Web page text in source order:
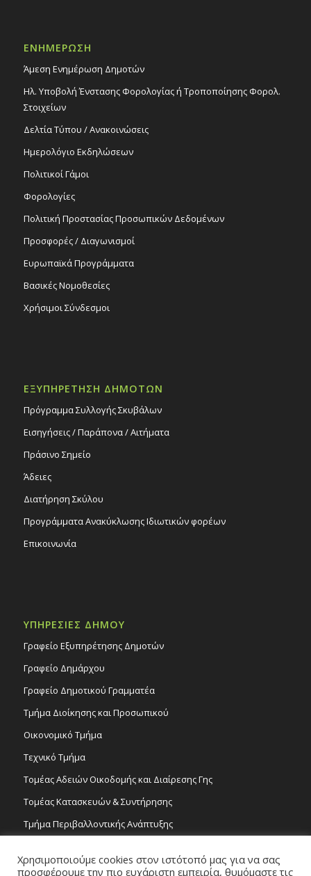
23
Συναυλία «Μάριος Τόκας- Νεανικά
Εκδηλώσεις στο Δημοτικό Θέατρο
Δημοτικό Θέατρο Στροβόλου
ΕΝΗΜΕΡΩΣΗ
Άμεση Ενημέρωση Δημοτών
Ηλ. Υποβολή Ένστασης Φορολογίας ή Τροποποίησης Φορολ.
Στοιχείων
Δελτία Τύπου / Ανακοινώσεις
Ημερολόγιο Εκδηλώσεων
Πολιτικοί Γάμοι
Φορολογίες
Πολιτική Προστασίας Προσωπικών Δεδομένων
Προσφορές / Διαγωνισμοί
Ευρωπαϊκά Προγράμματα
Βασικές Νομοθεσίες
Χρήσιμοι Σύνδεσμοι
ΕΞΥΠΗΡΕΤΗΣΗ ΔΗΜΟΤΩΝ
Πρόγραμμα Συλλογής Σκυβάλων
Εισηγήσεις / Παράπονα / Αιτήματα
Πράσινο Σημείο
Άδειες
Διατήρηση Σκύλου
Προγράμματα Ανακύκλωσης Ιδιωτικών φορέων
Επικοινωνία
ΥΠΗΡΕΣΙΕΣ ΔΗΜΟΥ
Γραφείο Εξυπηρέτησης Δημοτών
Γραφείο Δημάρχου
Γραφείο Δημοτικού Γραμματέα
Τμήμα Διοίκησης και Προσωπικού
Οικονομικό Τμήμα
Τεχνικό Τμήμα
Τομέας Αδειών Οικοδομής και Διαίρεσης Γης
Τομέας Κατασκευών & Συντήρησης
Τμήμα Περιβαλλοντικής Ανάπτυξης
Τομέας Γραμμάτων και Τεχνών
Χρησιμοποιούμε cookies στον ιστότοπό μας για να σας
προσφέρουμε την πιο ευχάριστη εμπειρία, θυμόμαστε τις